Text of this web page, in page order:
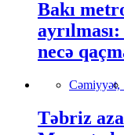
Bakı
necə
Cəmiyyət,
Təbriz